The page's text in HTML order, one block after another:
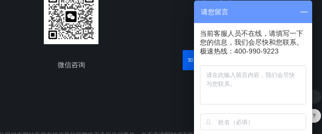
微信咨询
产品可以试用吗？
请您留言
当前客服人员不在线，请填写一下
您的信息，我们会尽快和您联系。
极速热线：400-990-9223